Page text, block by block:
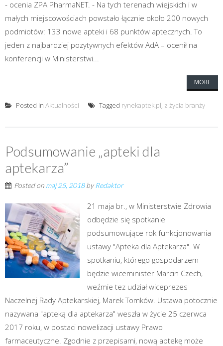
- ocenia ZPA PharmaNET. - Na tych terenach wiejskich i w
małych miejscowościach powstało łącznie około 200 nowych
podmiotów: 133 nowe apteki i 68 punktów aptecznych. To
jeden z najbardziej pozytywnych efektów AdA – ocenił na
konferencji w Ministerstwi...
MORE
Posted in Aktualności Tagged rynekaptek.pl, z życia branży
Podsumowanie „apteki dla
aptekarza”
Posted on maj 25, 2018by Redaktor
21 maja br., w Ministerstwie Zdrowia
odbędzie się spotkanie
podsumowujące rok funkcjonowania
ustawy "Apteka dla Aptekarza". W
spotkaniu, którego gospodarzem
będzie wiceminister Marcin Czech,
weźmie tez udział wiceprezes
Naczelnej Rady Aptekarskiej, Marek Tomków. Ustawa potocznie
nazywana "apteką dla aptekarza" weszła w życie 25 czerwca
2017 roku, w postaci nowelizacji ustawy Prawo
farmaceutyczne. Zgodnie z przepisami, nową aptekę może